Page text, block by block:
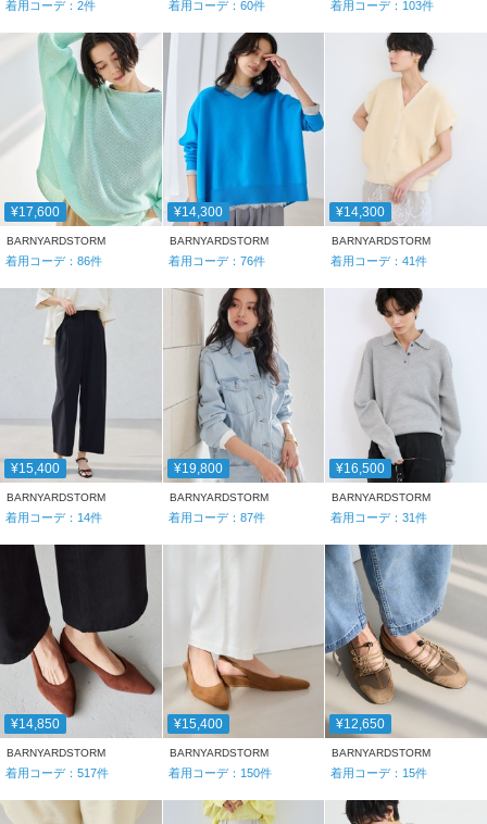
着用コーデ： 2件 着用コーデ： 60件 着用コーデ： 103件
¥17,600
BARNYARDSTORM
着用コーデ： 86件
¥14,300
BARNYARDSTORM
着用コーデ： 76件
¥14,300
BARNYARDSTORM
着用コーデ：41件
¥15,400
BARNYARDSTORM
着用コーデ： 14件
¥19,800
BARNYARDSTORM
着用コーデ： 87件
¥16,500
BARNYARDSTORM
着用コーデ：31件
¥14,850
BARNYARDSTORM
着用コーデ： 517件
¥15,400
BARNYARDSTORM
着用コーデ： 150件
¥12,650
BARNYARDSTORM
着用コーデ： 15件